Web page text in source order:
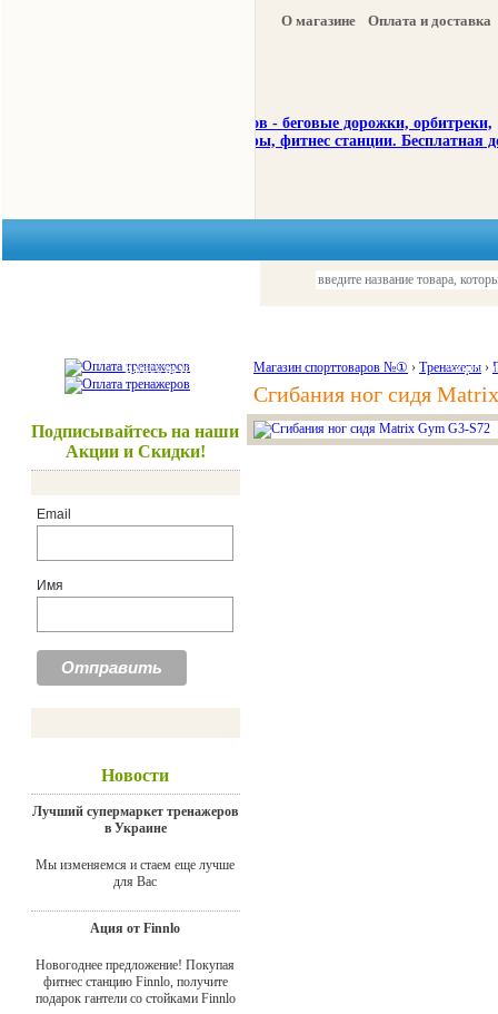
О магазине Оплата и доставка
Красота и здоровье Акции и
Подписывайтесь на наши
Акции и Скидки!
Email
Имя
Новости
Лучший супермаркет тренажеров
в Украине
Мы изменяемся и стаем еще лучше
для Вас
Ация от Finnlo
Новогоднее предложение! Покупая
фитнес станцию Finnlo, получите
подарок гантели со стойками Finnlo
Магазин спорттоваров №① › Тренажеры ›
Сгибания ног сидя